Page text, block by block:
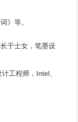
》等。
于士女，笔墨设
工程师，Intel、